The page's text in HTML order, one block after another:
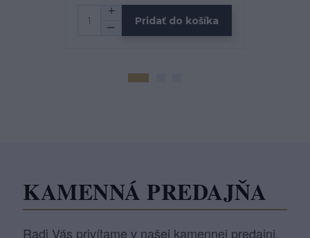
Pridať do košíka
KAMENNÁ PREDAJŇA
Radi Vás privítame v našej kamennej predajni,